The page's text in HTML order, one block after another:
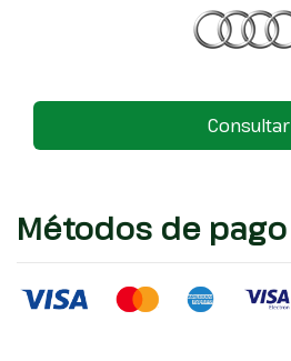
Consultar
Métodos de pago